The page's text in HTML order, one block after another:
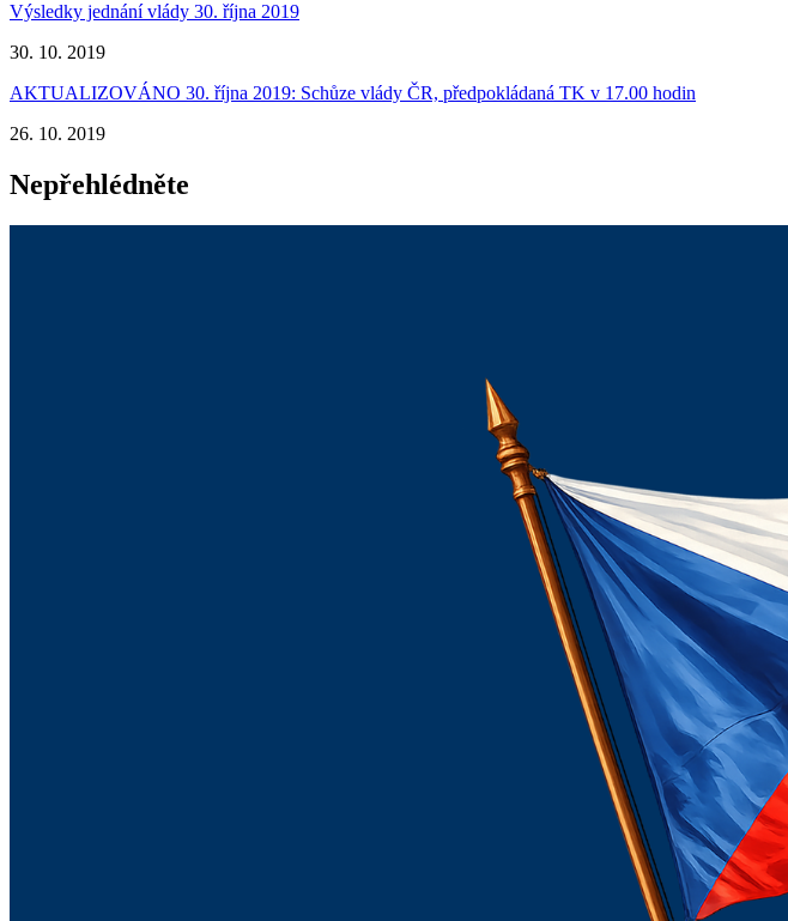
Výsledky jednání vlády 30. října 2019
30. 10. 2019
AKTUALIZOVÁNO 30. října 2019: Schůze vlády ČR, předpokládaná TK v 17.00 hodin
26. 10. 2019
Nepřehlédněte